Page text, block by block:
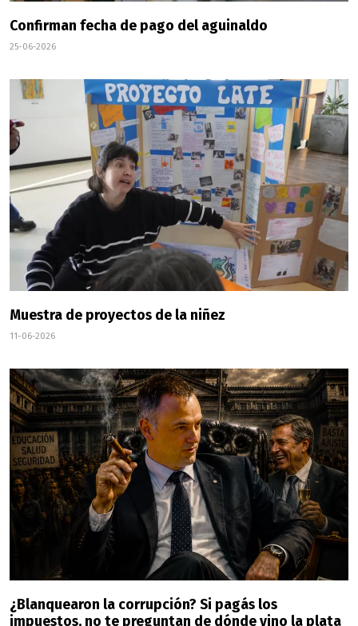
Confirman fecha de pago del aguinaldo
25-06-2026
Muestra de proyectos de la niñez
11-06-2026
¿Blanquearon la corrupción? Si pagás los
impuestos, no te preguntan de dónde vino la plata